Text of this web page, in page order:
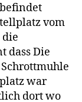
vom
die
dass Die
war
dort wo